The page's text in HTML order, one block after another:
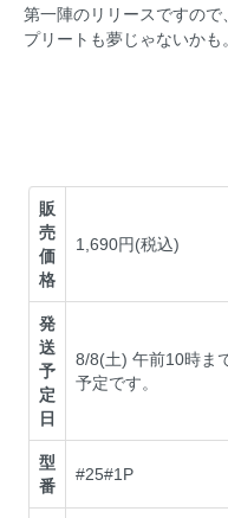
第一陣のリリースですの
プリートも夢じゃないかも。
販
売
価
格
1,690円(税込)
発
送
予
定
日
8/8(土) 午前10時ま
予定です。
型
番
#25#1P